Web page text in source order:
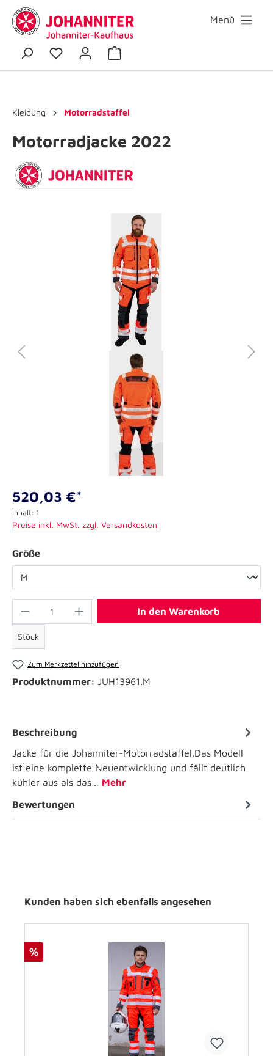
Menü
Kleidung Motorradstaffel
Motorradjacke 2022
520,03 €*
Inhalt: 1
Preise inkl. MwSt. zzgl. Versandkosten
Größe
Stück
In den Warenkorb
Zum Merkzettel hinzufügen
Produktnummer: JUH13961.M
Beschreibung
Jacke für die Johanniter-Motorradstaffel.Das Modell
ist eine komplette Neuentwicklung und fällt deutlich
kühler aus als das… Mehr
Bewertungen
Kunden haben sich ebenfalls angesehen
%